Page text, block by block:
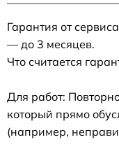
Гарантия от
— до 3 месяцев.
Что считается
Для работ:
который прямо
(например,